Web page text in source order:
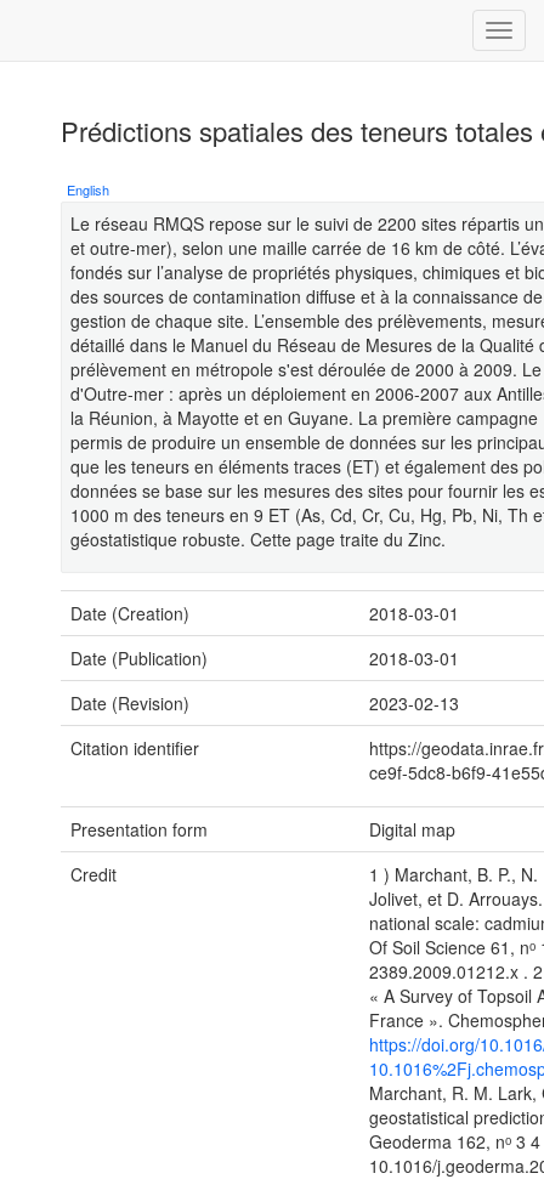
Prédictions spatiales des teneurs
English
Le réseau RMQS repose sur le suivi de 2200 sites répartis
et outre-mer), selon une maille carrée de 16 km de côté.
fondés sur l’analyse de propriétés physiques, chimiques et
des sources de contamination diffuse et à la connaissance
gestion de chaque site. L’ensemble des prélèvements,
détaillé dans le Manuel du Réseau de Mesures de la
prélèvement en métropole s'est déroulée de 2000 à 2009.
d'Outre-mer : après un déploiement en 2006-2007 aux
la Réunion, à Mayotte et en Guyane. La première
permis de produire un ensemble de données sur les
que les teneurs en éléments traces (ET) et également des
données se base sur les mesures des sites pour fournir les
1000 m des teneurs en 9 ET (As, Cd, Cr, Cu, Hg, Pb, Ni, Th
géostatistique robuste. Cette page traite du Zinc.
Date (Creation)
2018-03-01
Date (Publication)
2018-03-01
Date (Revision)
2023-02-13
Citation identifier
https://
ce9f-5dc8-b6f9-
Presentation form
Digital map
Credit
1 ) Marchant, B. P.,
Jolivet, et D.
national scale:
Of Soil Science 61,
2389.2009.01212.x .
« A Survey of Topsoil
France ».
https://doi.org/
Marchant, R. M.
geostatistical
Geoderma 162, nᵒ 3
10.1016/